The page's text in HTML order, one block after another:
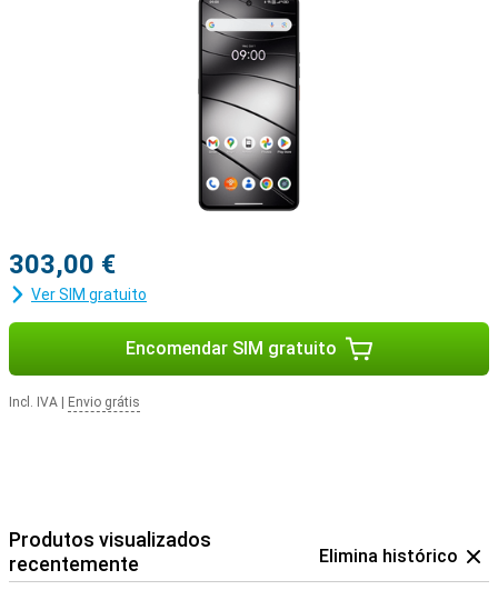
303,00 €
Ver SIM gratuito
Encomendar SIM gratuito
Incl. IVA Envio grátis
Produtos visualizados
recentemente
Elimina histórico